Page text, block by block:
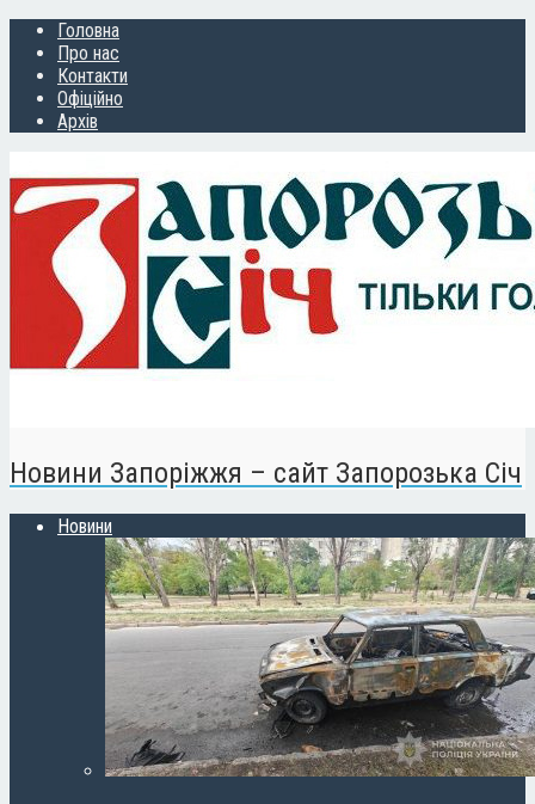
Головна
Про нас
Контакти
Офіційно
Архів
Новини Запоріжжя – сайт Запорозька Січ
Новини